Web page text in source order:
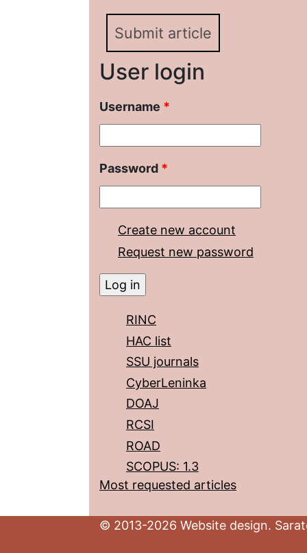
Submit article
User login
Username *
Password *
Create new account
Request new password
RINC
HAC list
SSU journals
CyberLeninka
DOAJ
RCSI
ROAD
SCOPUS: 1.3
Most requested articles
© 2013-2026 Website design.